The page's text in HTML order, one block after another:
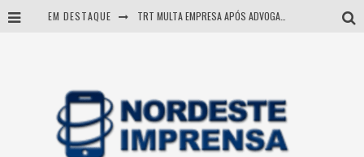
EM DESTAQUE TRT MULTA EMPRESA APÓS ADVOGADA USAR IA E INVENTAR PRECEDENTES JUDICIAIS
Mulher morre durante operação contra grupo investigado por roubo de cargas e tráfico de drogas em Sergipe